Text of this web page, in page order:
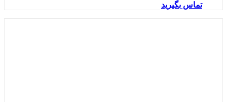
تماس بگیرید